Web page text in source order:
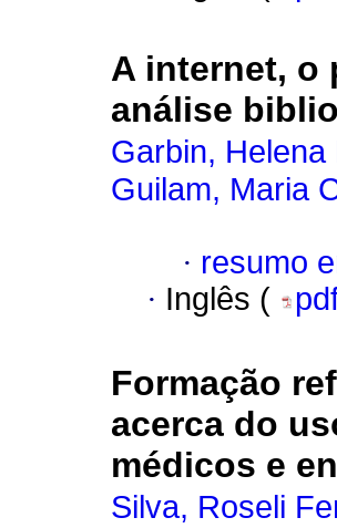
A internet, o
análise
Garbin,
Guilam, Maria
· resumo
· Inglês (
Formação
acerca do
médicos e
Silva, Roseli